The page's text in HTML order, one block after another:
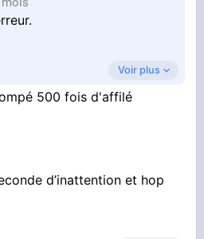
Voir plus
500 fois d'affilé
d’inattention et hop